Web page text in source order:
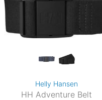
Helly Hansen
HH Adventure Belt